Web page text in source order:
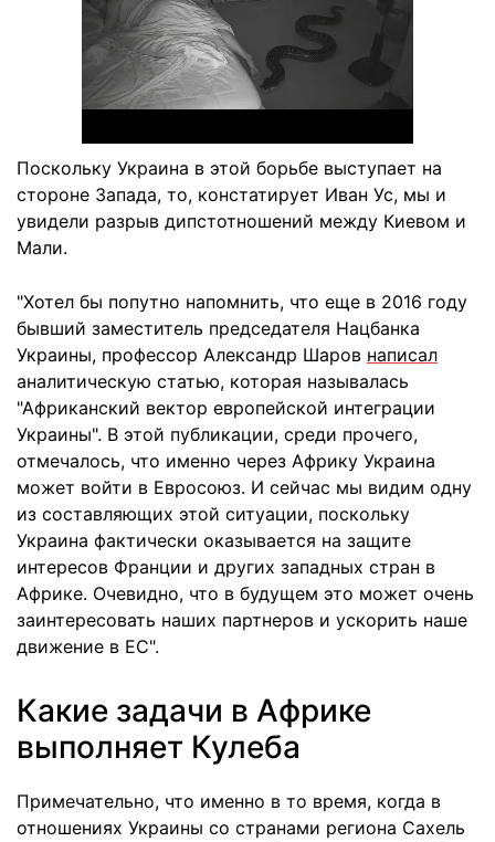
Поскольку Украина в этой борьбе выступает на
стороне Запада, то, констатирует Иван Ус, мы и
увидели разрыв дипстотношений между Киевом и
Мали.
"Хотел бы попутно напомнить, что еще в 2016 году
бывший заместитель председателя Нацбанка
Украины, профессор Александр Шаров написал
аналитическую статью, которая называлась
"Африканский вектор европейской интеграции
Украины". В этой публикации, среди прочего,
отмечалось, что именно через Африку Украина
может войти в Евросоюз. И сейчас мы видим одну
из составляющих этой ситуации, поскольку
Украина фактически оказывается на защите
интересов Франции и других западных стран в
Африке. Очевидно, что в будущем это может очень
заинтересовать наших партнеров и ускорить наше
движение в ЕС".
Какие задачи в Африке
выполняет Кулеба
Примечательно, что именно в то время, когда в
отношениях Украины со странами региона Сахель